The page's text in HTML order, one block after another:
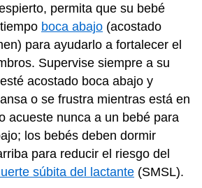
permita que su bebé
boca abajo (acostado
para ayudarlo a fortalecer el
Supervise siempre a su
acostado boca abajo y
o se frustra mientras está en
acueste nunca a un bebé para
los bebés deben dormir
para reducir el riesgo del
súbita del lactante (SMSL).